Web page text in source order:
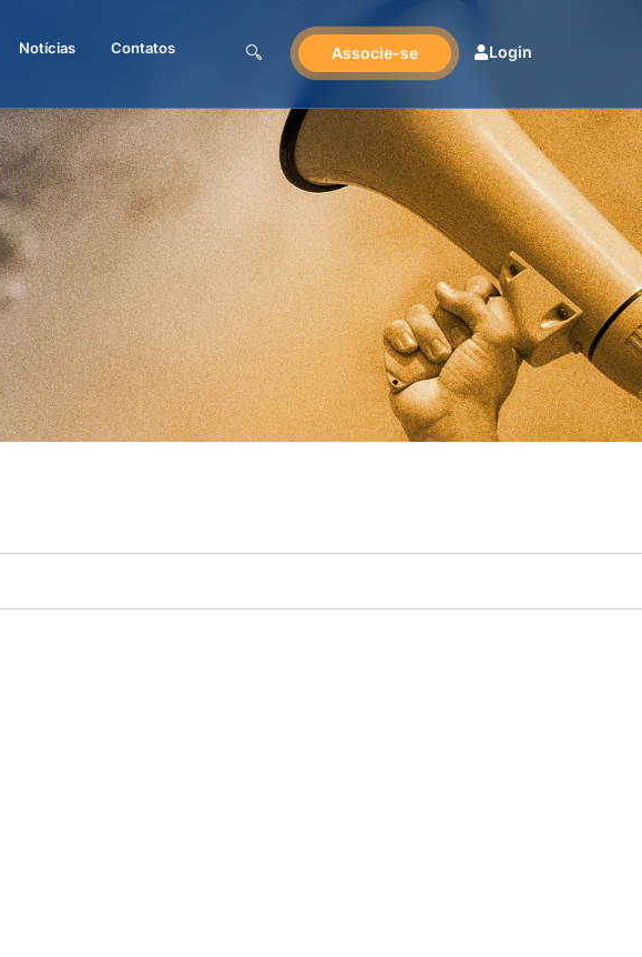
Notícias Contatos Associe-se Login